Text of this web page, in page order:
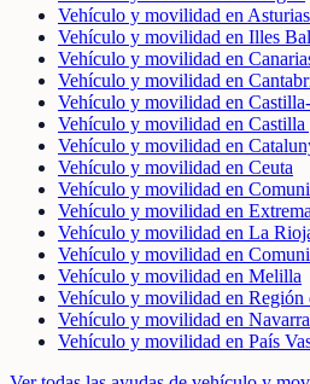
Vehículo y movilidad en Asturias
Vehículo y movilidad en Illes
Vehículo y movilidad en
Vehículo y movilidad en
Vehículo y movilidad en
Vehículo y movilidad en
Vehículo y movilidad en
Vehículo y movilidad en Ceuta
Vehículo y movilidad en
Vehículo y movilidad en
Vehículo y movilidad en La
Vehículo y movilidad en
Vehículo y movilidad en Melilla
Vehículo y movilidad en Región
Vehículo y movilidad en Navarra
Vehículo y movilidad en País